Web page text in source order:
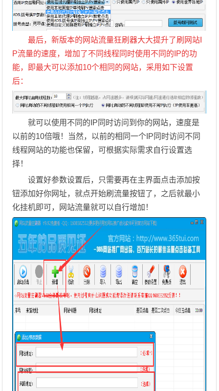
最后，新版本的网站流量狂刷器大大提升了刷网站I
P流量的速度，增加了不同线程同时使用不同的IP的功
能，即最大可以添加10个相同的网站，采用如下设置
后：
就可以使用不同的IP同时访问到你的网站，速度是
以前的10倍哦！当然，以前的相同一个IP同时访问不同
线程网站的功能也保留，可根据实际需求自行设置选
择！
设置好参数设置后，只需要再在主界面点击添加按
钮添加好你网址，就点开始刷流量按钮了，之后就最小
化挂机即可，网站流量就可以自行增加！